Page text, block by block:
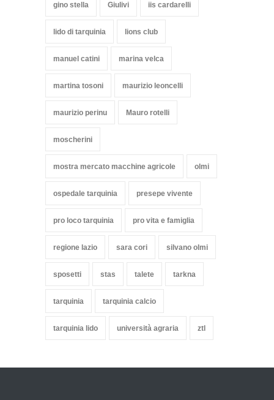
gino stella Giulivi iis cardarelli
lido di tarquinia lions club
manuel catini marina velca
martina tosoni maurizio leoncelli
maurizio perinu Mauro rotelli
moscherini
mostra mercato macchine agricole olmi
ospedale tarquinia presepe vivente
pro loco tarquinia pro vita e famiglia
regione lazio sara cori silvano olmi
sposetti stas talete tarkna
tarquinia tarquinia calcio
tarquinia lido università agraria ztl